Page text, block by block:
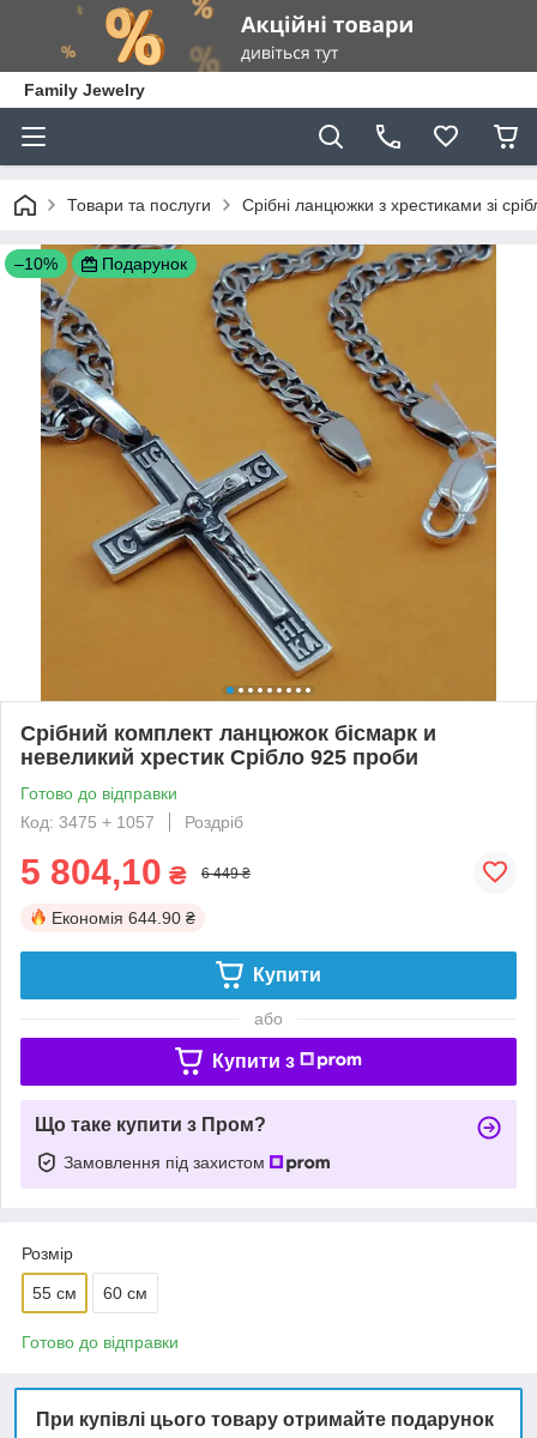
Family Jewelry
Товари та послуги Срібні ланцюжки з хрестиками зі
–10% Подарунок
Срібний комплект ланцюжок бісмарк и
невеликий хрестик Срібло 925 проби
Готово до відправки
Код: 3475 + 1057
Роздріб
5 804,10 ₴ 6 449 ₴
Економія 644.90 ₴
Купити
або
Купити з
Що таке купити з Пром?
Замовлення під захистом
Розмір
55 см 60 см
Готово до відправки
При купівлі цього товару отримайте подарунок